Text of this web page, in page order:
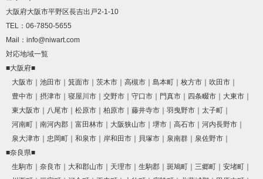
大阪府大阪市平野区長吉出戸2-1-10
TEL：06-7850-5655
Mail：info@niwart.com
対応地域一覧
■大阪府■
大阪市
池田市 箕面市 茨木市 高槻市 島本町 枚方市
吹田市
豊中市
摂津市 寝屋川市 交野市 守口市 門真市 四条畷市
大東市
東大阪市
八尾市 松原市 柏原市 藤井寺市 羽曳野市
太子町
河南町
南河内郡 富田林市 大阪狭山市 堺市 高石市
河内長野市
泉大津市
忠岡町 和泉市 岸和田市 貝塚市 泉南群
泉佐野市
■奈良県■
生駒市
奈良市 大和郡山市 天理市 生駒郡 斑鳩町 三郷町
安堵町